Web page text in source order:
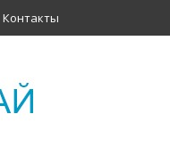
Контакты